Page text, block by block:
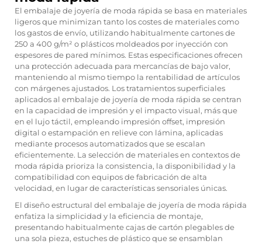
El embalaje de joyería de moda rápida se basa en materiales
ligeros que minimizan tanto los costes de materiales como
los gastos de envío, utilizando habitualmente cartones de
250 a 400 g/m² o plásticos moldeados por inyección con
espesores de pared mínimos. Estas especificaciones ofrecen
una protección adecuada para mercancías de bajo valor,
manteniendo al mismo tiempo la rentabilidad de artículos
con márgenes ajustados. Los tratamientos superficiales
aplicados al embalaje de joyería de moda rápida se centran
en la capacidad de impresión y el impacto visual, más que
en el lujo táctil, empleando impresión offset, impresión
digital o estampación en relieve con lámina, aplicadas
mediante procesos automatizados que se escalan
eficientemente. La selección de materiales en contextos de
moda rápida prioriza la consistencia, la disponibilidad y la
compatibilidad con equipos de fabricación de alta
velocidad, en lugar de características sensoriales únicas.
El diseño estructural del embalaje de joyería de moda rápida
enfatiza la simplicidad y la eficiencia de montaje,
presentando habitualmente cajas de cartón plegables de
una sola pieza, estuches de plástico que se ensamblan